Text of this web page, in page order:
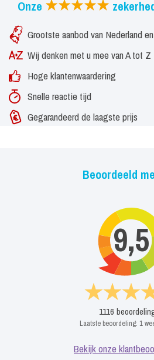
Onze
Grootste aanbod van Nederland
Wij denken met u mee van A tot Z
Hoge klantenwaardering
Snelle reactie tijd
Gegarandeerd de laagste prijs
Beoordeeld
9,5
1116
Laatste beoordeling: 1
Bekijk onze